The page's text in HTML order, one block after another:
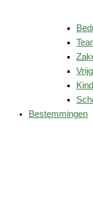
Bestemmingen